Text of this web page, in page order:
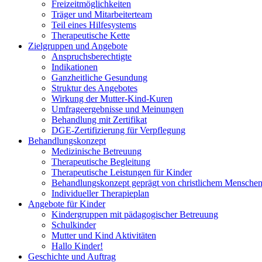
Freizeitmöglichkeiten
Träger und Mitarbeiterteam
Teil eines Hilfesystems
Therapeutische Kette
Zielgruppen und Angebote
Anspruchsberechtigte
Indikationen
Ganzheitliche Gesundung
Struktur des Angebotes
Wirkung der Mutter-Kind-Kuren
Umfrageergebnisse und Meinungen
Behandlung mit Zertifikat
DGE-Zertifizierung für Verpflegung
Behandlungskonzept
Medizinische Betreuung
Therapeutische Begleitung
Therapeutische Leistungen für Kinder
Behandlungskonzept geprägt von christlichem
Individueller Therapieplan
Angebote für Kinder
Kindergruppen mit pädagogischer Betreuung
Schulkinder
Mutter und Kind Aktivitäten
Hallo Kinder!
Geschichte und Auftrag